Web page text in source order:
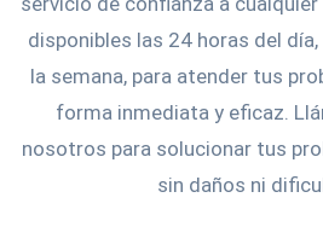
disponibles las 24 horas del
la semana, para atender tus
forma inmediata y eficaz.
nosotros para solucionar tus
sin daños ni